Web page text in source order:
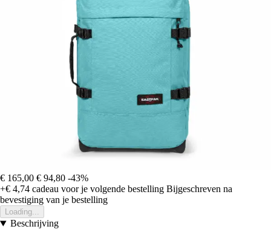
€ 165,00 € 94,80 -43%
+€ 4,74 cadeau voor je volgende bestelling Bijgeschreven na
bevestiging van je bestelling
Loading...
Beschrijving